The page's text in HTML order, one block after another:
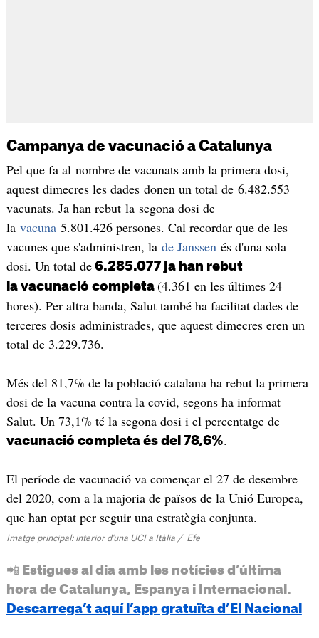
Campanya de vacunació a Catalunya
Pel que fa al nombre de vacunats amb la primera dosi,
aquest dimecres les dades donen un total de 6.482.553
vacunats. Ja han rebut la segona dosi de
la vacuna5.801.426 persones. Cal recordar que de les
vacunes que s'administren, la de Janssenés d'una sola
dosi. Un total de 6.285.077​​ ja han rebut
la vacunació completa (4.361 en les últimes 24
hores). Per altra banda, Salut també ha facilitat dades de
terceres dosis administrades, que aquest dimecres eren un
total de 3.229.736.
Més del 81,7% de la població catalana ha rebut la primera
dosi de la vacuna contra la covid, segons ha informat
Salut. Un 73,1% té la segona dosi i el percentatge de
vacunació completa és del 78,6%.
El període de vacunació va començar el 27 de desembre
del 2020, com a la majoria de països de la Unió Europea,
que han optat per seguir una estratègia conjunta.
Imatge principal: interior d'una UCI a Itàlia / Efe
📲 Estigues al dia amb les notícies d’última
hora de Catalunya, Espanya i Internacional.
Descarrega’t aquí l’app gratuïta d’El Nacional